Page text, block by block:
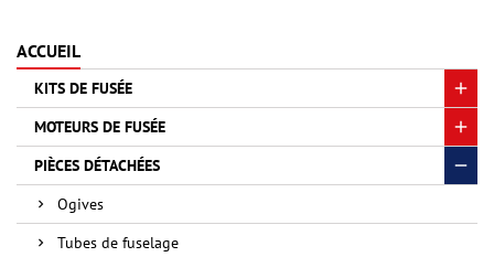
ACCUEIL
KITS DE FUSÉE
MOTEURS DE FUSÉE
PIÈCES DÉTACHÉES
Ogives
Tubes de fuselage